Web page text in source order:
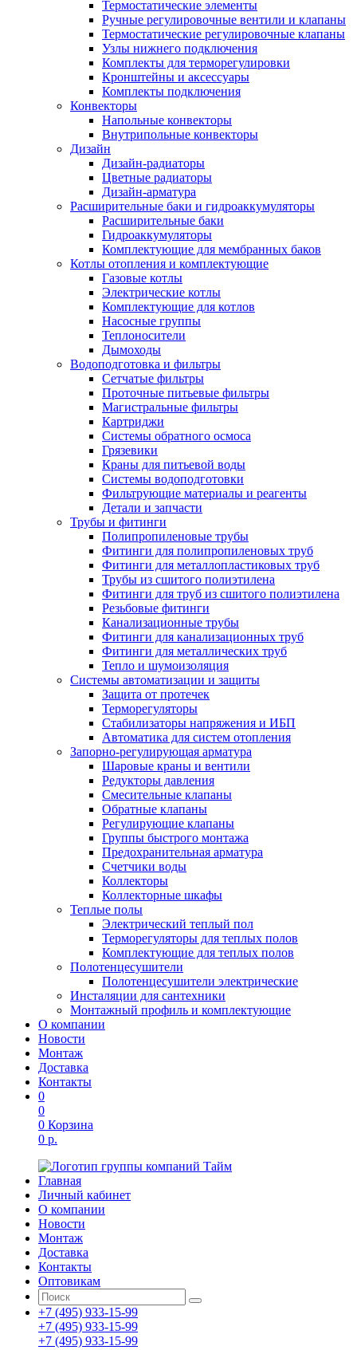
Термостатические элементы
Ручные регулировочные вентили и клапаны
Термостатические регулировочные клапаны
Узлы нижнего подключения
Комплекты для терморегулировки
Кронштейны и аксессуары
Комплекты подключения
Конвекторы
Напольные конвекторы
Внутрипольные конвекторы
Дизайн
Дизайн-радиаторы
Цветные радиаторы
Дизайн-арматура
Расширительные баки и гидроаккумуляторы
Расширительные баки
Гидроаккумуляторы
Комплектующие для мембранных баков
Котлы отопления и комплектующие
Газовые котлы
Электрические котлы
Комплектующие для котлов
Насосные группы
Теплоносители
Дымоходы
Водоподготовка и фильтры
Сетчатые фильтры
Проточные питьевые фильтры
Магистральные фильтры
Картриджи
Системы обратного осмоса
Грязевики
Краны для питьевой воды
Системы водоподготовки
Фильтрующие материалы и реагенты
Детали и запчасти
Трубы и фитинги
Полипропиленовые трубы
Фитинги для полипропиленовых труб
Фитинги для металлопластиковых труб
Трубы из сшитого полиэтилена
Фитинги для труб из сшитого полиэтилена
Резьбовые фитинги
Канализационные трубы
Фитинги для канализационных труб
Фитинги для металлических труб
Тепло и шумоизоляция
Системы автоматизации и защиты
Защита от протечек
Терморегуляторы
Стабилизаторы напряжения и ИБП
Автоматика для систем отопления
Запорно-регулирующая арматура
Шаровые краны и вентили
Редукторы давления
Смесительные клапаны
Обратные клапаны
Регулирующие клапаны
Группы быстрого монтажа
Предохранительная арматура
Счетчики воды
Коллекторы
Коллекторные шкафы
Теплые полы
Электрический теплый пол
Терморегуляторы для теплых полов
Комплектующие для теплых полов
Полотенцесушители
Полотенцесушители электрические
Инсталяции для сантехники
Монтажный профиль и комплектующие
О компании
Новости
Монтаж
Доставка
Контакты
0
0
0 Корзина
0 р.
Главная
Личный кабинет
О компании
Новости
Монтаж
Доставка
Контакты
Оптовикам
+7 (495) 933-15-99
+7 (495) 933-15-99
+7 (495) 933-15-99